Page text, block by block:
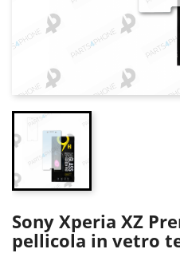
Sony Xperia XZ
pellicola in vetro